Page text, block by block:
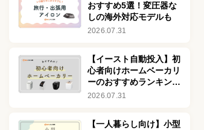
おすすめ5選！変圧器な
しの海外対応モデルも
2026.07.31
【イースト自動投入】初
心者向けホームベーカリ
ーのおすすめランキング
76選！安い商品も
2026.07.31
【一人暮らし向け】小型